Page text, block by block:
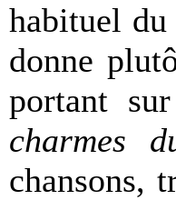
habituel
donne
portant
charmes
chansons,